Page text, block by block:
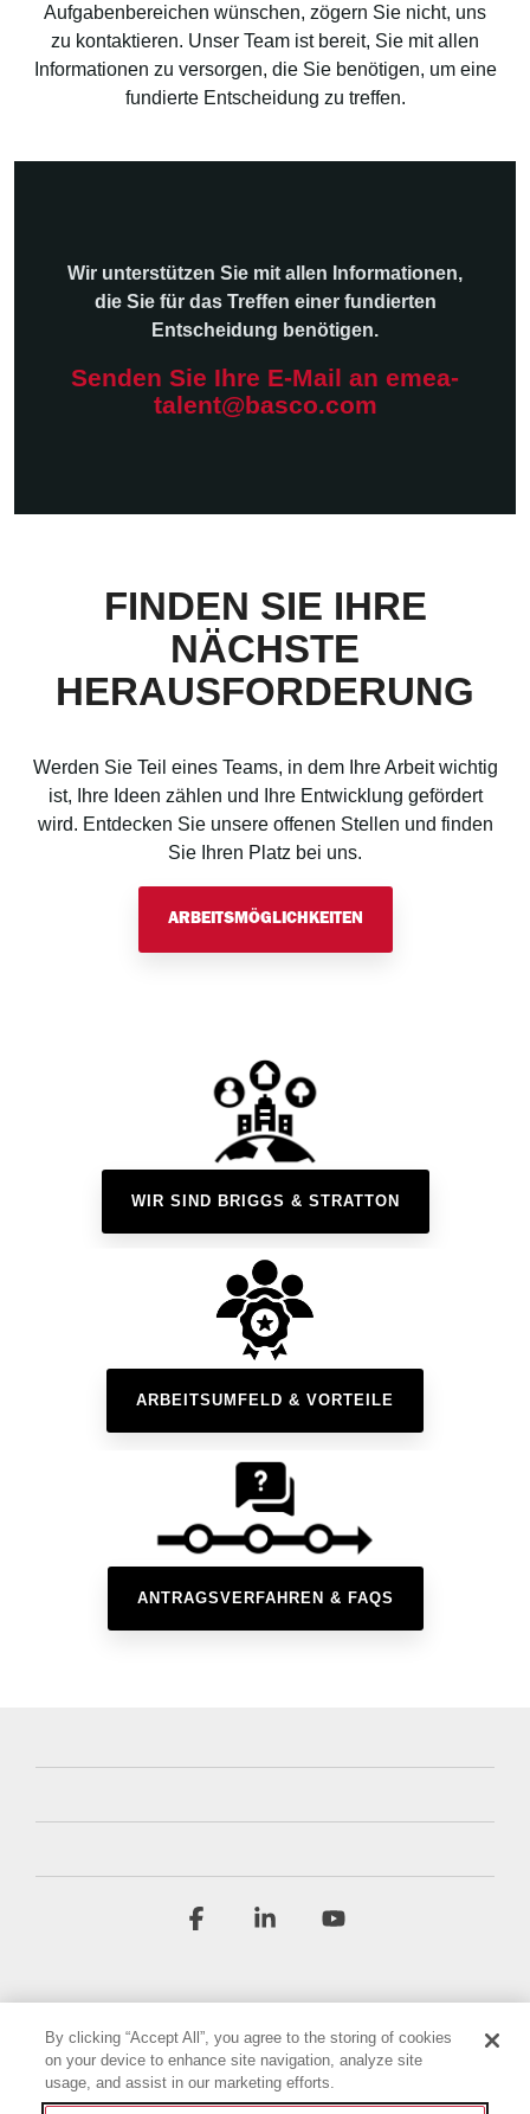
Aufgabenbereichen wünschen, zögern Sie nicht, uns
zu kontaktieren. Unser Team ist bereit, Sie mit allen
Informationen zu versorgen, die Sie benötigen, um eine
fundierte Entscheidung zu treffen.
Wir unterstützen Sie mit allen Informationen,
die Sie für das Treffen einer fundierten
Entscheidung benötigen.
Senden Sie Ihre E-Mail an emea-
talent@basco.com
FINDEN SIE IHRE
NÄCHSTE
HERAUSFORDERUNG
Werden Sie Teil eines Teams, in dem Ihre Arbeit wichtig
ist, Ihre Ideen zählen und Ihre Entwicklung gefördert
wird. Entdecken Sie unsere offenen Stellen und finden
Sie Ihren Platz bei uns.
ARBEITSMÖGLICHKEITEN
WIR SIND BRIGGS & STRATTON
ARBEITSUMFELD & VORTEILE
ANTRAGSVERFAHREN & FAQS
Facebook Linkedin
By clicking “Accept All”, you agree to the storing of cookies
on your device to enhance site navigation, analyze site
usage, and assist in our marketing efforts.